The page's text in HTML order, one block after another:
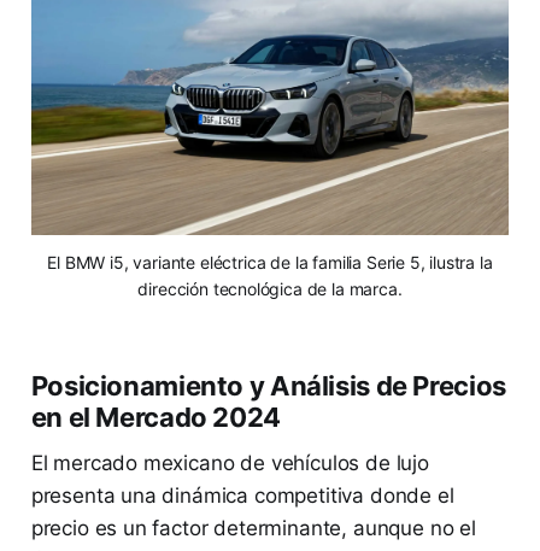
El BMW i5, variante eléctrica de la familia Serie 5, ilustra la
dirección tecnológica de la marca.
Posicionamiento y Análisis de Precios
en el Mercado 2024
El mercado mexicano de vehículos de lujo
presenta una dinámica competitiva donde el
precio es un factor determinante, aunque no el